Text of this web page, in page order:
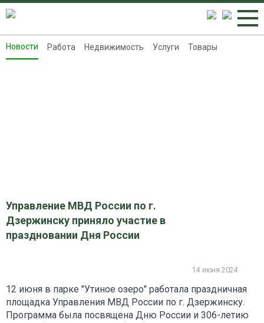
Новости
Новости Работа Недвижимость Услуги Товары
Управление МВД России по г.
Дзержинску приняло участие в
праздновании Дня России
14 июня 2024
12 июня в парке "Утиное озеро" работала праздничная
площадка Управления МВД России по г. Дзержинску.
Программа была посвящена Дню России и 306-летию